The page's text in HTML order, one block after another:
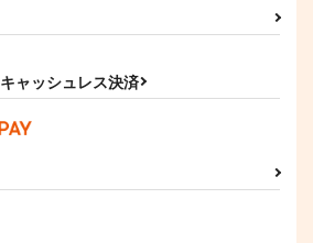
キャッシュレス決済